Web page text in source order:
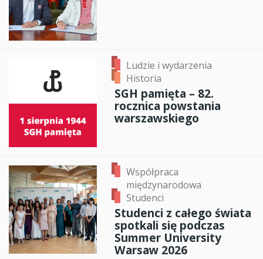
Ludzie i wydarzenia
Historia
SGH pamięta – 82.
rocznica powstania
warszawskiego
Współpraca
międzynarodowa
Studenci
Studenci z całego świata
spotkali się podczas
Summer University
Warsaw 2026